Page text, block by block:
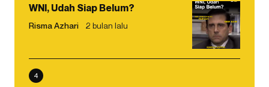
WNI, Udah Siap Belum?
Risma Azhari 2 bulan lalu
4